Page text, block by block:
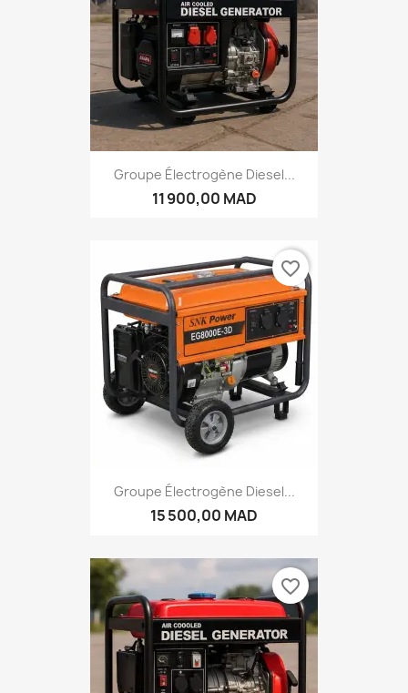
Groupe Électrogène Diesel...
11 900,00 MAD
Groupe Électrogène Diesel...
15 500,00 MAD
favorite_border
favorite_border